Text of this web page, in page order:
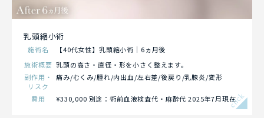
乳頭縮小術
施術名
【40代女性】乳頭縮小術｜6ヵ月後
施術概要 乳頭の高さ・直径・形を小さく整えます。
副作用・
リスク
痛み/むくみ/腫れ/内出血/左右差/後戻り/乳腺炎/変形
費用 ¥330,000 別途：術前血液検査代・麻酔代 2025年7月現在click